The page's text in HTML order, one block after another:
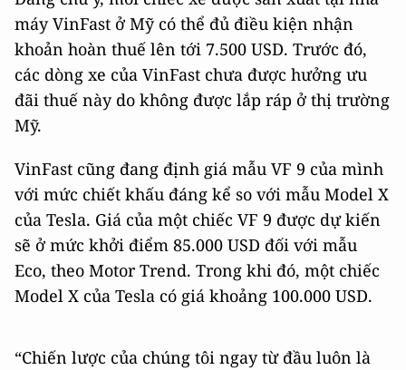
máy VinFast ở Mỹ có thể đủ điều kiện nhận
khoản hoàn thuế lên tới 7.500 USD. Trước đó,
các dòng xe của VinFast chưa được hưởng ưu
đãi thuế này do không được lắp ráp ở thị trường
Mỹ.
VinFast cũng đang định giá mẫu VF 9 của mình
với mức chiết khấu đáng kể so với mẫu Model X
của Tesla. Giá của một chiếc VF 9 được dự kiến
sẽ ở mức khởi điểm 85.000 USD đối với mẫu
Eco, theo Motor Trend. Trong khi đó, một chiếc
Model X của Tesla có giá khoảng 100.000 USD.
“Chiến lược của chúng tôi ngay từ đầu luôn là